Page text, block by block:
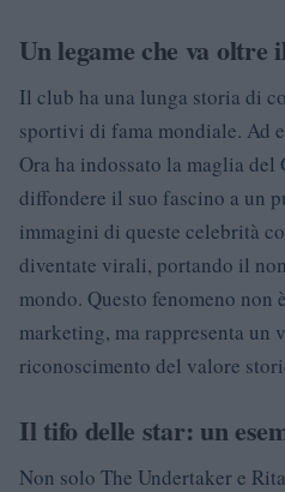
Un legame che va oltre
Il club ha una lunga storia di
sportivi di fama mondiale. Ad
Ora ha indossato la maglia del
diffondere il suo fascino a un
immagini di queste celebrità
diventate virali, portando il
mondo. Questo fenomeno non
marketing, ma rappresenta un
riconoscimento del valore
Il tifo delle star: un
Non solo The Undertaker e